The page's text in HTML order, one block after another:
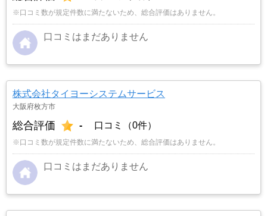
※口コミ数が規定件数に満たないため、総合評価はありません。
口コミはまだありません
株式会社タイヨーシステムサービス
大阪府枚方市
総合評価 - 口コミ（0件）
※口コミ数が規定件数に満たないため、総合評価はありません。
口コミはまだありません